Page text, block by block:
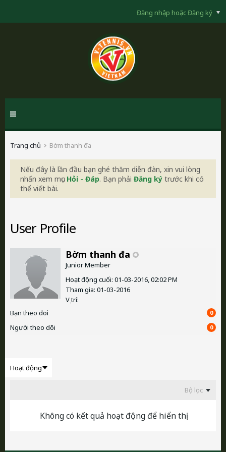
Đăng nhập hoặc Đăng ký
Trang chủ Bờm thanh đa
Nếu đây là lần đầu bạn ghé thăm diễn đàn, xin vui lòng
nhấn xem mục Hỏi - Đáp. Bạn phải Đăng ký trước khi có
thể viết bài.
User Profile
Bờm thanh đa
Junior Member
Hoạt động cuối: 01-03-2016, 02:02 PM
Tham gia: 01-03-2016
Vị trí:
Bạn theo dõi
0
Người theo dõi 0
Bộ lọc
Không có kết quả hoạt động để hiển thị